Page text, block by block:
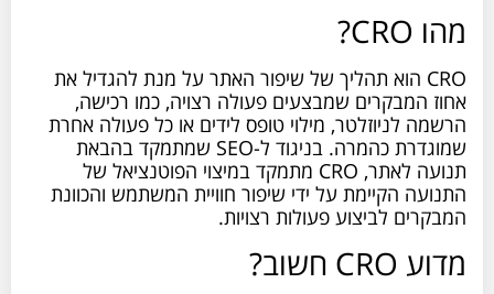
מהו CRO?
CRO הוא תהליך של שיפור האתר על מנת להגדיל את
אחוז המבקרים שמבצעים פעולה רצויה, כמו רכישה,
הרשמה לניוזלטר, מילוי טופס לידים או כל פעולה אחרת
שמוגדרת כהמרה. בניגוד ל-SEO שמתמקד בהבאת
תנועה לאתר, CRO מתמקד במיצוי הפוטנציאל של
התנועה הקיימת על ידי שיפור חוויית המשתמש והכוונת
המבקרים לביצוע פעולות רצויות.
מדוע CRO חשוב?